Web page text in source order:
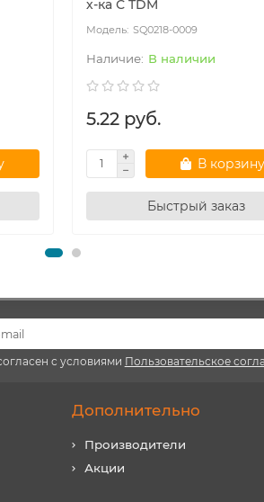
х-ка С TDM
SQ0218-0009
В наличии
5.22 руб.
В корзину
Быстрый заказ
с условиями Пользовательское
Дополнительно
Производители
Акции